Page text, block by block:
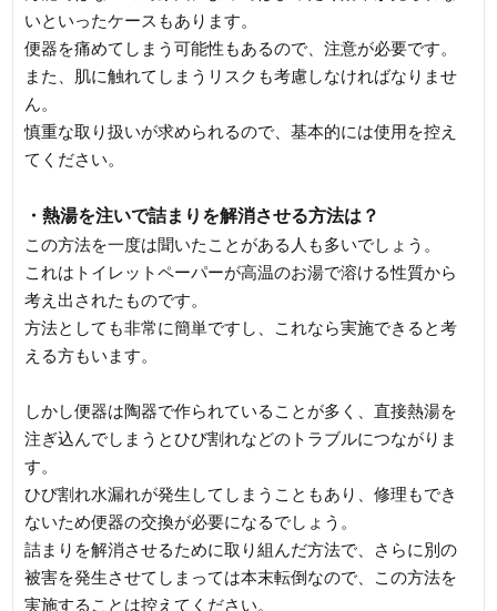
いといったケースもあります。
便器を痛めてしまう可能性もあるので、注意が必要です。
また、肌に触れてしまうリスクも考慮しなければなりませ
ん。
慎重な取り扱いが求められるので、基本的には使用を控え
てください。
・熱湯を注いで詰まりを解消させる方法は？
この方法を一度は聞いたことがある人も多いでしょう。
これはトイレットペーパーが高温のお湯で溶ける性質から
考え出されたものです。
方法としても非常に簡単ですし、これなら実施できると考
える方もいます。
しかし便器は陶器で作られていることが多く、直接熱湯を
注ぎ込んでしまうとひび割れなどのトラブルにつながりま
す。
ひび割れ水漏れが発生してしまうこともあり、修理もでき
ないため便器の交換が必要になるでしょう。
詰まりを解消させるために取り組んだ方法で、さらに別の
被害を発生させてしまっては本末転倒なので、この方法を
実施することは控えてください。